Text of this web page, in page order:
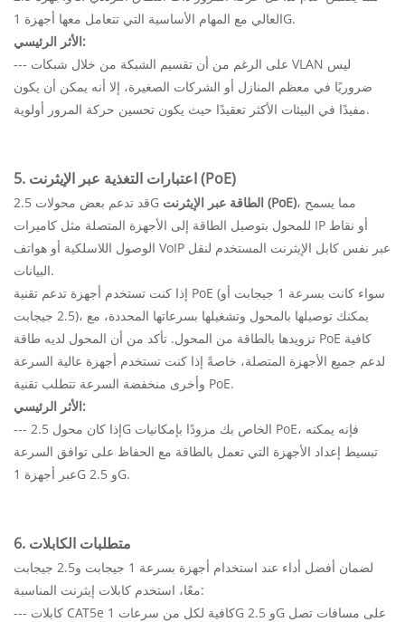
العالي مع المهام الأساسية التي تتعامل معها أجهزة 1G.
الأثر الرئيسي:
--- على الرغم من أن تقسيم الشبكة من خلال شبكات VLAN ليس
ضروريًا في معظم المنازل أو الشركات الصغيرة، إلا أنه يمكن أن يكون
مفيدًا في البيئات الأكثر تعقيدًا حيث يكون تحسين حركة المرور أولوية.
5. اعتبارات التغذية عبر الإيثرنت (PoE)
قد تدعم بعض محولات 2.5G الطاقة عبر الإيثرنت (PoE)، مما يسمح
للمحول بتوصيل الطاقة إلى الأجهزة المتصلة مثل كاميرات IP أو نقاط
الوصول اللاسلكية أو هواتف VoIP عبر نفس كابل الإيثرنت المستخدم لنقل
البيانات.
إذا كنت تستخدم أجهزة تدعم تقنية PoE (سواء كانت بسرعة 1 جيجابت أو
2.5 جيجابت)، يمكنك توصيلها بالمحول وتشغيلها بسرعاتها المحددة، مع
تزويدها بالطاقة من المحول. تأكد من أن المحول لديه طاقة PoE كافية
لدعم جميع الأجهزة المتصلة، خاصةً إذا كنت تستخدم أجهزة عالية السرعة
وأخرى منخفضة السرعة تتطلب تقنية PoE.
الأثر الرئيسي:
--- إذا كان محول 2.5G الخاص بك مزودًا بإمكانيات PoE، فإنه يمكنه
تبسيط إعداد الأجهزة التي تعمل بالطاقة مع الحفاظ على توافق السرعة
عبر أجهزة 1G و 2.5G.
6. متطلبات الكابلات
لضمان أفضل أداء عند استخدام أجهزة بسرعة 1 جيجابت و2.5 جيجابت
معًا، استخدم كابلات إيثرنت المناسبة:
--- كابلات CAT5e كافية لكل من سرعات 1G و 2.5G على مسافات تصل